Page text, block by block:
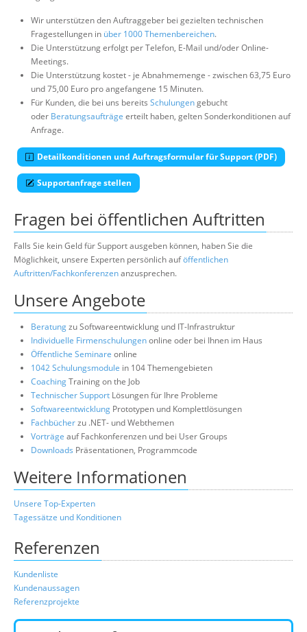
Wir unterstützen den Auftraggeber bei gezielten technischen
Fragestellungen in über 1000 Themenbereichen.
Die Unterstützung erfolgt per Telefon, E-Mail und/oder Online-
Meetings.
Die Unterstützung kostet - je Abnahmemenge - zwischen 63,75 Euro
und 75,00 Euro pro angefangene 15 Minuten.
Für Kunden, die bei uns bereits Schulungengebucht
oder Beratungsaufträge erteilt haben, gelten Sonderkonditionen auf
Anfrage.
Detailkonditionen und Auftragsformular für Support (PDF)
Supportanfrage stellen
Fragen bei öffentlichen Auftritten
Falls Sie kein Geld für Support ausgeben können, haben Sie die
Möglichkeit, unsere Experten persönlich auföffentlichen
Auftritten/Fachkonferenzenanzusprechen.
Unsere Angebote
Beratungzu Softwareentwicklung und IT-Infrastruktur
Individuelle Firmenschulungenonline oder bei Ihnen im Haus
Öffentliche Seminare online
1042 Schulungsmodule in 104 Themengebieten
CoachingTraining on the Job
Technischer Support Lösungen für Ihre Probleme
Softwareentwicklung Prototypen und Komplettlösungen
Fachbücherzu .NET- und Webthemen
Vorträge auf Fachkonferenzen und bei User Groups
Downloads Präsentationen, Programmcode
Weitere Informationen
Unsere Top-Experten
Tagessätze und Konditionen
Referenzen
Kundenliste
Kundenaussagen
Referenzprojekte